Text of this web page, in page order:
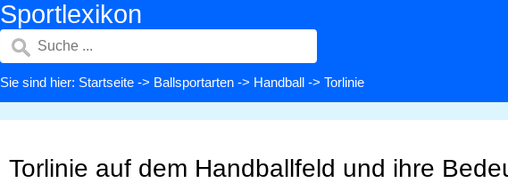
Sportlexikon
Sie sind hier: Startseite -> Ballsportarten -> Handball -> Torlinie
Torlinie auf dem Handballfeld und ihre